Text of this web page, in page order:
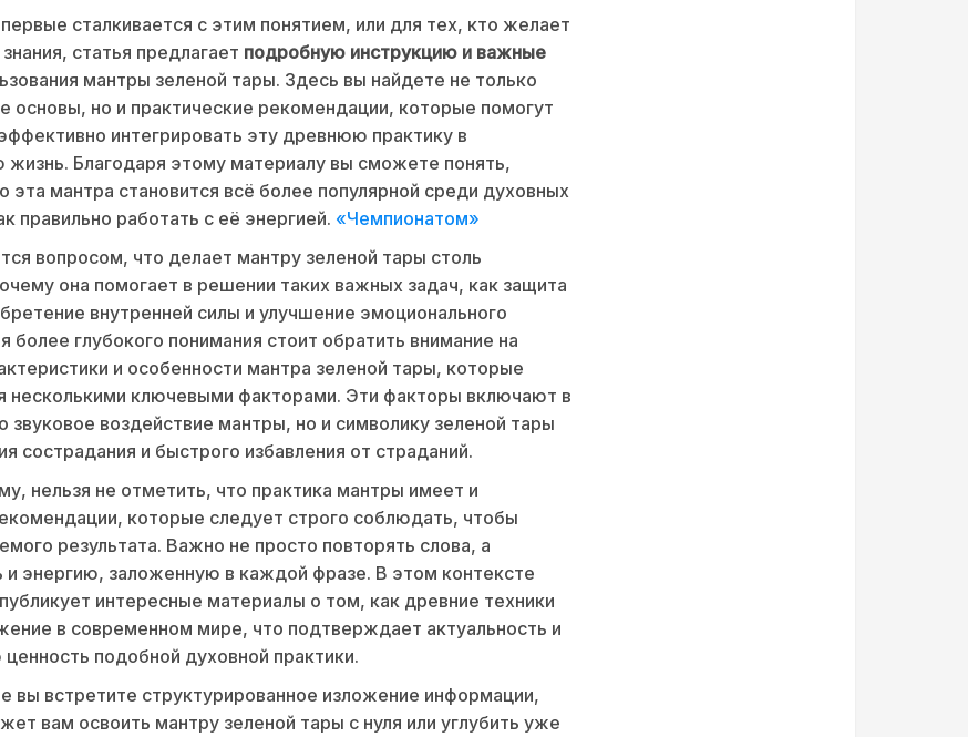
сталкивается с этим понятием, или для тех, кто желает
статья предлагает подробную инструкцию и важные
мантры зеленой тары. Здесь вы найдете не только
основы, но и практические рекомендации, которые помогут
интегрировать эту древнюю практику в
жизнь. Благодаря этому материалу вы сможете понять,
эта мантра становится всё более популярной среди духовных
правильно работать с её энергией. «Чемпионатом»
вопросом, что делает мантру зеленой тары столь
она помогает в решении таких важных задач, как защита
внутренней силы и улучшение эмоционального
более глубокого понимания стоит обратить внимание на
и особенности мантра зеленой тары, которые
несколькими ключевыми факторами. Эти факторы включают в
звуковое воздействие мантры, но и символику зеленой тары
сострадания и быстрого избавления от страданий.
нельзя не отметить, что практика мантры имеет и
которые следует строго соблюдать, чтобы
результата. Важно не просто повторять слова, а
и энергию, заложенную в каждой фразе. В этом контексте
публикует интересные материалы о том, как древние техники
в современном мире, что подтверждает актуальность и
подобной духовной практики.
вы встретите структурированное изложение информации,
вам освоить мантру зеленой тары с нуля или углубить уже